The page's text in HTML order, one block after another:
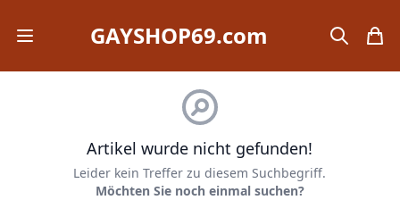
Open mobile menuGAYSHOP69.com search
Artikel wurde nicht gefunden!
Leider kein Treffer zu diesem Suchbegriff.
Möchten Sie noch einmal suchen?